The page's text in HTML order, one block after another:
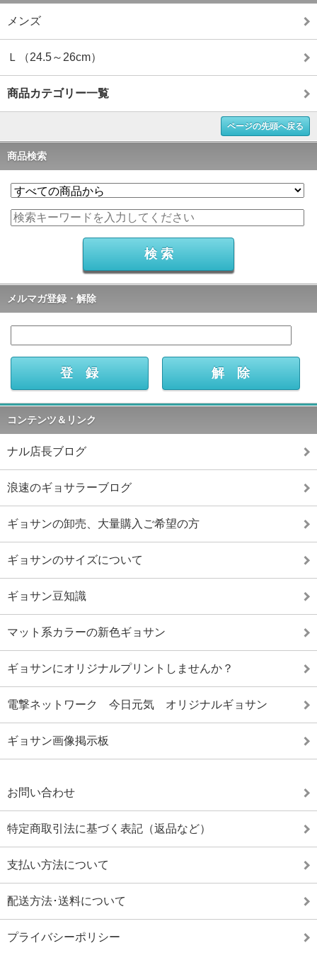
メンズ
Ｌ（24.5～26cm）
商品カテゴリー一覧
ページの先頭へ戻る
商品検索
メルマガ登録・解除
コンテンツ＆リンク
ナル店長ブログ
浪速のギョサラーブログ
ギョサンの卸売、大量購入ご希望の方
ギョサンのサイズについて
ギョサン豆知識
マット系カラーの新色ギョサン
ギョサンにオリジナルプリントしませんか？
電撃ネットワーク 今日元気 オリジナルギョサン
ギョサン画像掲示板
お問い合わせ
特定商取引法に基づく表記（返品など）
支払い方法について
配送方法･送料について
プライバシーポリシー